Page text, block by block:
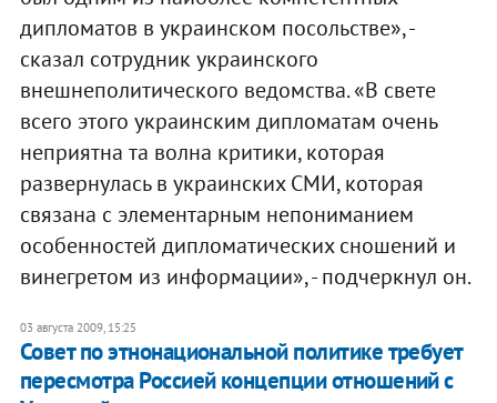
дипломатов в украинском посольстве», -
сказал сотрудник украинского
внешнеполитического ведомства. «В свете
всего этого украинским дипломатам очень
неприятна та волна критики, которая
развернулась в украинских СМИ, которая
связана с элементарным непониманием
особенностей дипломатических сношений и
винегретом из информации», - подчеркнул он.
03 августа 2009, 15:25
Совет по этнонациональной политике требует
пересмотра Россией концепции отношений с